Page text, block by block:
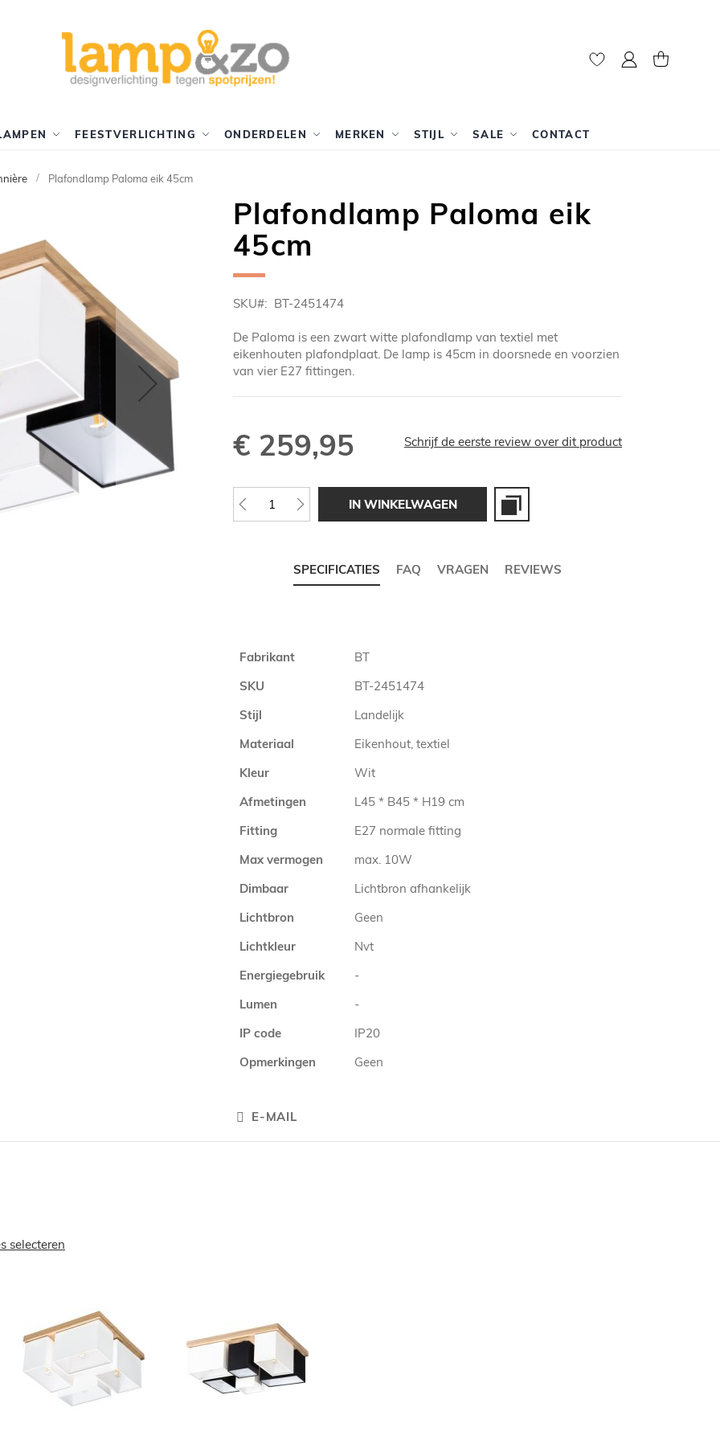
Mijn account
FEESTVERLICHTING ONDERDELEN MERKEN STIJL SALE CONTACT
Plafondlamp Paloma eik 45cm
Plafondlamp Paloma eik
45cm
SKU BT-2451474
De Paloma is een zwart witte plafondlamp van textiel met
eikenhouten plafondplaat. De lamp is 45cm in doorsnede en voorzien
van vier E27 fittingen.
€ 259,95 Schrijf de eerste review over dit product
IN WINKELWAGEN
SPECIFICATIES FAQ VRAGEN REVIEWS
Meer
Fabrikant
BT
SKU
BT-2451474
Stijl
Landelijk
Materiaal
Eikenhout, textiel
Kleur
Wit
Afmetingen
L45 * B45 * H19 cm
Fitting
E27 normale fitting
Max vermogen
max. 10W
Dimbaar
Lichtbron afhankelijk
Lichtbron
Geen
Lichtkleur
Nvt
Energiegebruik
-
Lumen
-
IP code
IP20
Opmerkingen
Geen
E-MAIL
selecteren